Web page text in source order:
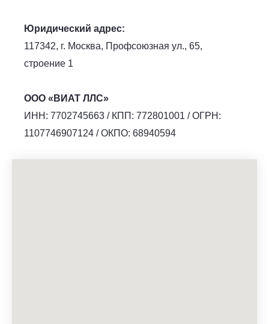
Юридический адрес:
117342, г. Москва, Профсоюзная ул., 65,
строение 1
ООО «ВИАТ ЛЛС»
ИНН: 7702745663 / КПП: 772801001 / ОГРН:
1107746907124 / ОКПО: 68940594